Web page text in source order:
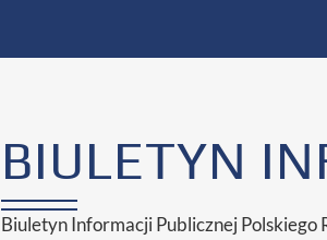
BIULETYN
Biuletyn Informacji Publicznej Polskiego